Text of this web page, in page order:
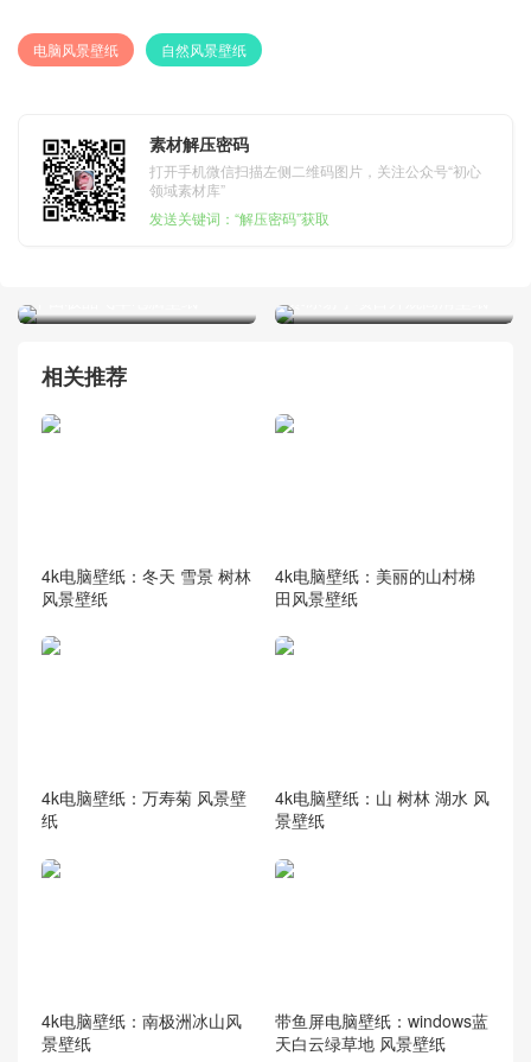
电脑风景壁纸 自然风景壁纸
素材解压密码
打开手机微信扫描左侧二维码图片，关注公众号“初心
领域素材库”
发送关键词：“解压密码”获取
丰田极品飞车电脑壁纸
寒冰射手项目外观高清壁纸
相关推荐
4k电脑壁纸：冬天 雪景 树林
风景壁纸
4k电脑壁纸：美丽的山村梯
田风景壁纸
4k电脑壁纸：万寿菊 风景壁
纸
4k电脑壁纸：山 树林 湖水 风
景壁纸
4k电脑壁纸：南极洲冰山风
景壁纸
带鱼屏电脑壁纸：windows蓝
天白云绿草地 风景壁纸